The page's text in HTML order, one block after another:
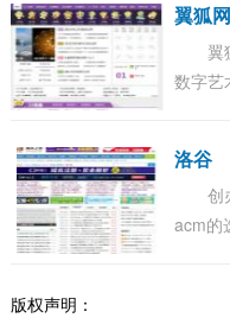
翼狐网
翼
数字艺
用知...
洛谷
创
acm的
版权声明：